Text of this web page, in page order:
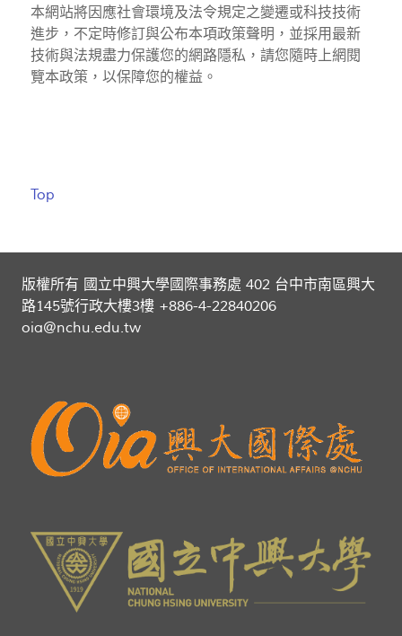
本網站將因應社會環境及法令規定之變遷或科技技術
進步，不定時修訂與公布本項政策聲明，並採用最新
技術與法規盡力保護您的網路隱私，請您隨時上網閱
覽本政策，以保障您的權益。
Top
版權所有 國立中興大學國際事務處 402 台中市南區興大
路145號行政大樓3樓 +886-4-22840206
oia@nchu.edu.tw